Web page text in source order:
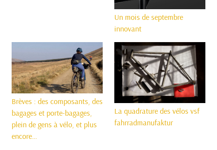
Un mois de septembre
innovant
Brèves : des composants, des
bagages et porte-bagages,
plein de gens à vélo, et plus
encore…
La quadrature des vélos vsf
fahrradmanufaktur